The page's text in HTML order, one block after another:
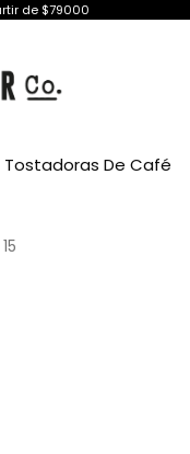
de $79000
Tostadoras De Café
15